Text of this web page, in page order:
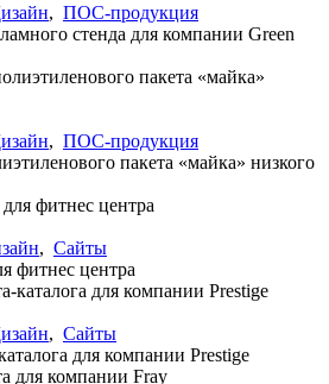
, ПОС-продукция
стенда для компании Green
, ПОС-продукция
пакета «майка» низкого
, Сайты
фитнес центра
, Сайты
для компании Prestige